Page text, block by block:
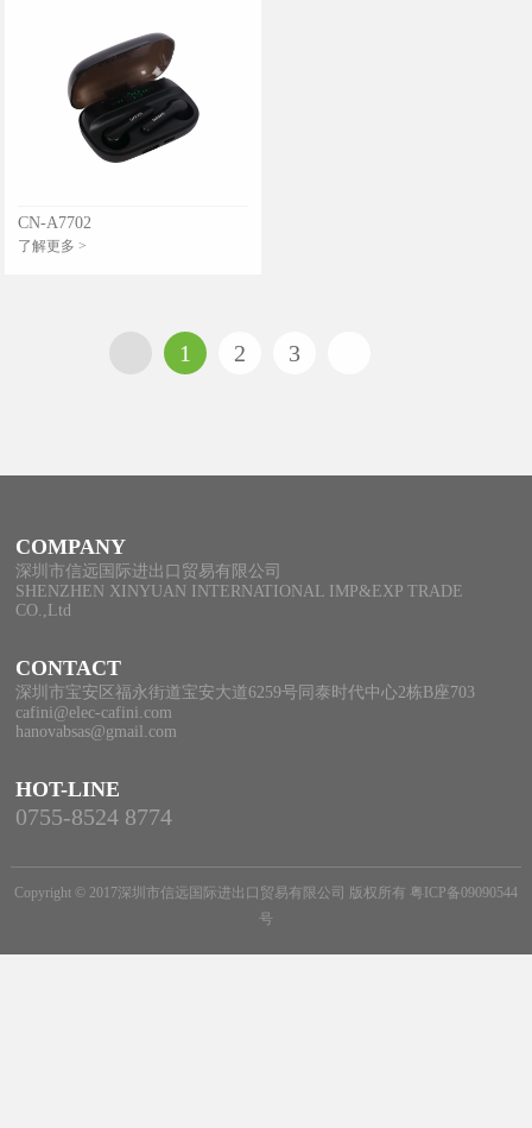
CN-A7702
了解更多 >
1 2 3
COMPANY
深圳市信远国际进出口贸易有限公司
SHENZHEN XINYUAN INTERNATIONAL IMP&EXP TRADE
CO.,Ltd
CONTACT
深圳市宝安区福永街道宝安大道6259号同泰时代中心2栋B座703
cafini@elec-cafini.com
hanovabsas@gmail.com
HOT-LINE
0755-8524 8774
Copyright © 2017深圳市信远国际进出口贸易有限公司 版权所有 粤ICP备09090544
号